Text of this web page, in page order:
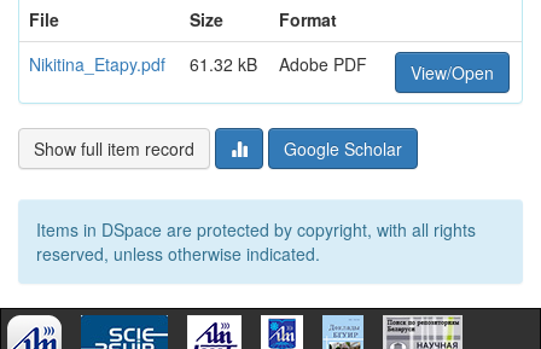
File
Size
Format
Nikitina_Etapy.pdf
61.32 kB Adobe PDF View/Open
Show full item record Google Scholar
Items in DSpace are protected by copyright, with all rights
reserved, unless otherwise indicated.